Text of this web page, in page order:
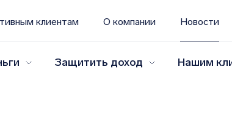
клиентам О компании Новости
Защитить доход Нашим